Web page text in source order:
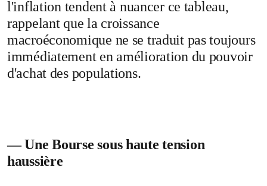
l'inflation tendent à nuancer ce tableau,
rappelant que la croissance
macroéconomique ne se traduit pas toujours
immédiatement en amélioration du pouvoir
d'achat des populations.
— Une Bourse sous haute tension
haussière